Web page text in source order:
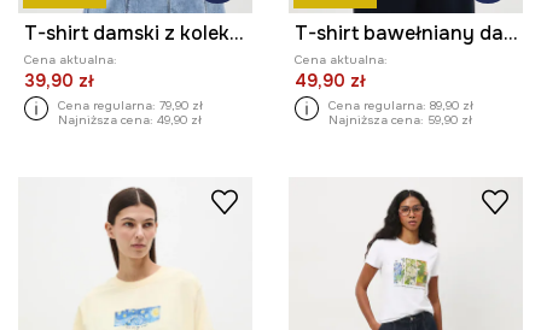
T-shirt damski z kolekcji Eviva L'arte
Cena aktualna:
39,90 zł
Cena regularna: 79,90 zł
Najniższa cena: 49,90 zł
T-shirt bawełniany damski z kolekcji Eviva L'arte
Cena aktualna:
49,90 zł
Cena regularna: 89,90 zł
Najniższa cena: 59,90 zł